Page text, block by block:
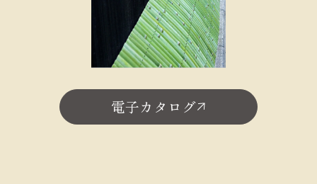
電子カタログ